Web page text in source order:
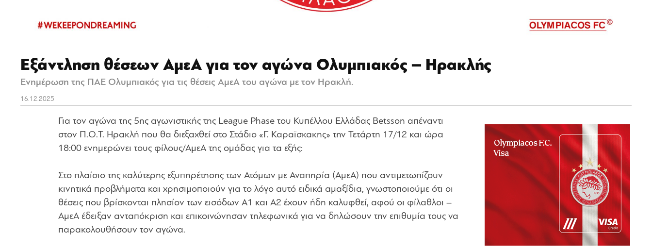
Εξάντληση θέσεων ΑμεΑ για τον αγώνα Ολυμπιακός – Ηρακλής
Ενημέρωση της ΠΑΕ Ολυμπιακός για τις θέσεις ΑμεΑ του αγώνα με τον Ηρακλή.
16.12.2025
Για τον αγώνα της 5ης αγωνιστικής της League Phase του Κυπέλλου Ελλάδας Betsson απέναντι
στον Π.Ο.Τ. Ηρακλή που θα διεξαχθεί στο Στάδιο «Γ. Καραϊσκακης» την Τετάρτη 17/12 και ώρα
18:00 ενημερώνει τους φίλους/AμεA της ομάδας για τα εξής:
Στο πλαίσιο της καλύτερης εξυπηρέτησης των Ατόμων με Αναπηρία (ΑμεΑ) που αντιμετωπίζουν
κινητικά προβλήματα και χρησιμοποιούν για το λόγο αυτό ειδικά αμαξίδια, γνωστοποιούμε ότι οι
θέσεις που βρίσκονται πλησίον των εισόδων Α1 και Α2 έχουν ήδη καλυφθεί, αφού οι φίλαθλοι –
ΑμεΑ έδειξαν ανταπόκριση και επικοινώνησαν τηλεφωνικά για να δηλώσουν την επιθυμία τους να
παρακολουθήσουν τον αγώνα.